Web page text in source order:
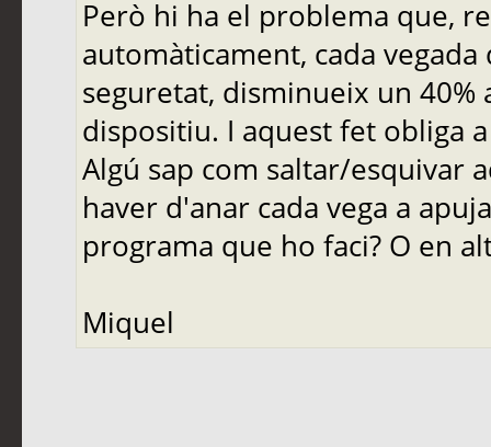
Però hi ha el problema que,
automàticament, cada
seguretat, disminueix un
dispositiu. I aquest fet obliga
Algú sap com saltar/esquivar
haver d'anar cada vega a
programa que ho faci? O en
Miquel